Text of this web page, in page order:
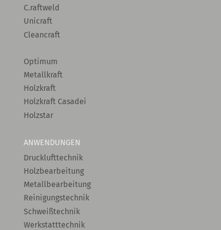
C.raftweld
Unicraft
Cleancraft
Optimum
Metallkraft
Holzkraft
Holzkraft Casadei
Holzstar
ANWENDUNGEN
Drucklufttechnik
Holzbearbeitung
Metallbearbeitung
Reinigungstechnik
Schweißtechnik
Werkstatttechnik